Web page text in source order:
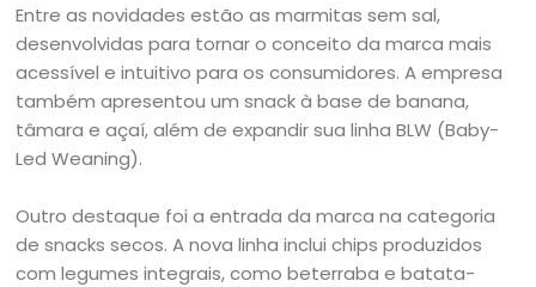
Entre as novidades estão as marmitas sem sal,
desenvolvidas para tornar o conceito da marca mais
acessível e intuitivo para os consumidores. A empresa
também apresentou um snack à base de banana,
tâmara e açaí, além de expandir sua linha BLW (Baby-
Led Weaning).
Outro destaque foi a entrada da marca na categoria
de snacks secos. A nova linha inclui chips produzidos
com legumes integrais, como beterraba e batata-